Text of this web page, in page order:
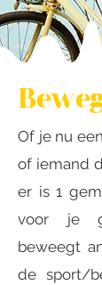
Of je nu
of iemand
er is 1
voor je
beweegt
de sport/